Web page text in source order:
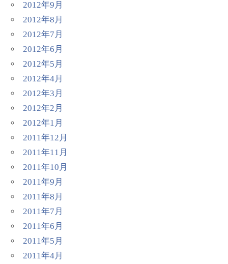
2012年9月
2012年8月
2012年7月
2012年6月
2012年5月
2012年4月
2012年3月
2012年2月
2012年1月
2011年12月
2011年11月
2011年10月
2011年9月
2011年8月
2011年7月
2011年6月
2011年5月
2011年4月